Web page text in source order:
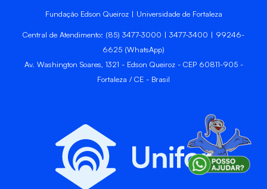
Fundação Edson Queiroz | Universidade de Fortaleza
Central de Atendimento: (85) 3477-3000 | 3477-3400 | 99246-
6625 (WhatsApp)
Av. Washington Soares, 1321 - Edson Queiroz - CEP 60811-905 -
Fortaleza / CE - Brasil